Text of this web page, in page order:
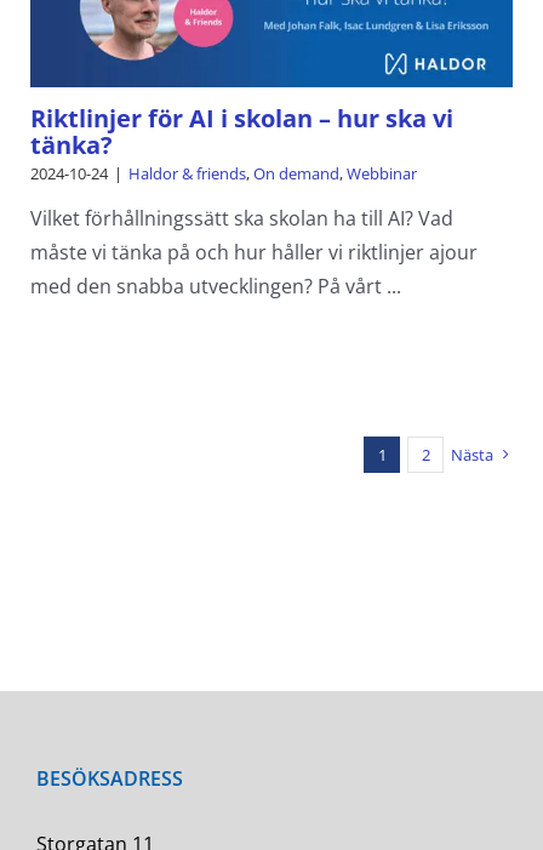
Riktlinjer för AI i skolan – hur ska vi
tänka?
2024-10-24 | Haldor & friends,On demand,Webbinar
Vilket förhållningssätt ska skolan ha till AI? Vad
måste vi tänka på och hur håller vi riktlinjer ajour
med den snabba utvecklingen? På vårt ...
1 2 Nästa
BESÖKSADRESS
Storgatan 11